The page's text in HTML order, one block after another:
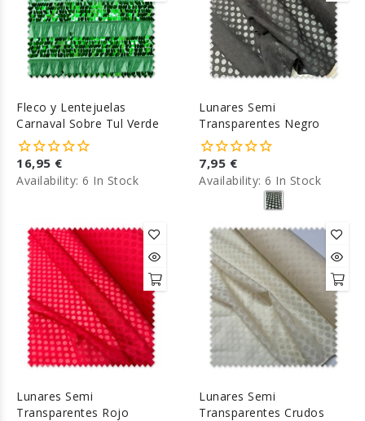
Fleco y Lentejuelas
Carnaval Sobre Tul Verde
16,95 €
Availability: 6 In Stock
Lunares Semi
Transparentes Negro
7,95 €
Availability: 6 In Stock
Lunares Semi
Transparentes Rojo
Lunares Semi
Transparentes Crudos